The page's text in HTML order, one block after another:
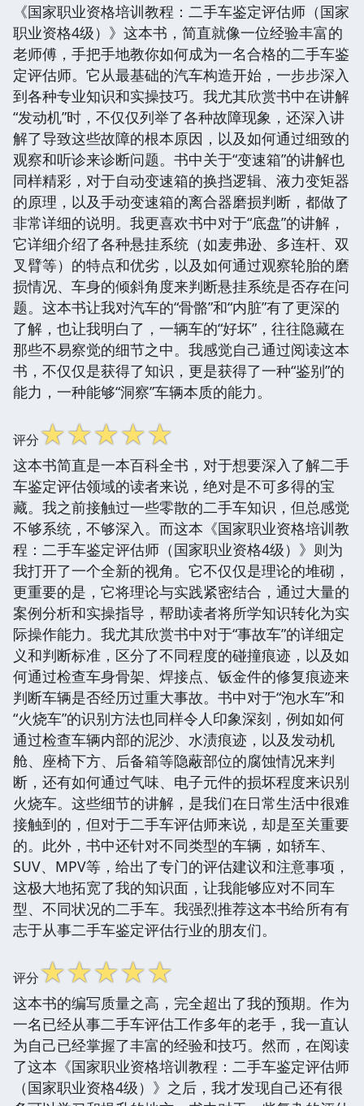
《国家职业资格培训教程：二手车鉴定评估师（国家
职业资格4级）》这本书，简直就像一位经验丰富的
老师傅，手把手地教你如何成为一名合格的二手车鉴
定评估师。它从最基础的汽车构造开始，一步步深入
到各种专业知识和实操技巧。我尤其欣赏书中在讲解
“发动机”时，不仅仅列举了各种故障现象，还深入讲
解了导致这些故障的根本原因，以及如何通过细致的
观察和听诊来诊断问题。书中关于“变速箱”的讲解也
同样精彩，对于自动变速箱的换挡逻辑、液力变矩器
的原理，以及手动变速箱的离合器磨损判断，都做了
非常详细的说明。我更喜欢书中对于“底盘”的讲解，
它详细介绍了各种悬挂系统（如麦弗逊、多连杆、双
叉臂等）的特点和优劣，以及如何通过观察轮胎的磨
损情况、车身的倾斜角度来判断悬挂系统是否存在问
题。这本书让我对汽车的“骨骼”和“内脏”有了更深的
了解，也让我明白了，一辆车的“好坏”，往往隐藏在
那些不易察觉的细节之中。我感觉自己通过阅读这本
书，不仅仅是获得了知识，更是获得了一种“鉴别”的
能力，一种能够“洞察”车辆本质的能力。
评分☆☆☆☆☆
这本书简直是一本百科全书，对于想要深入了解二手
车鉴定评估领域的读者来说，绝对是不可多得的宝
藏。我之前接触过一些零散的二手车知识，但总感觉
不够系统，不够深入。而这本《国家职业资格培训教
程：二手车鉴定评估师（国家职业资格4级）》则为
我打开了一个全新的视角。它不仅仅是理论的堆砌，
更重要的是，它将理论与实践紧密结合，通过大量的
案例分析和实操指导，帮助读者将所学知识转化为实
际操作能力。我尤其欣赏书中对于“事故车”的详细定
义和判断标准，区分了不同程度的碰撞痕迹，以及如
何通过检查车身骨架、焊接点、钣金件的修复痕迹来
判断车辆是否经历过重大事故。书中对于“泡水车”和
“火烧车”的识别方法也同样令人印象深刻，例如如何
通过检查车辆内部的泥沙、水渍痕迹，以及发动机
舱、座椅下方、后备箱等隐蔽部位的腐蚀情况来判
断，还有如何通过气味、电子元件的损坏程度来识别
火烧车。这些细节的讲解，是我们在日常生活中很难
接触到的，但对于二手车评估师来说，却是至关重要
的。此外，书中还针对不同类型的车辆，如轿车、
SUV、MPV等，给出了专门的评估建议和注意事项，
这极大地拓宽了我的知识面，让我能够应对不同车
型、不同状况的二手车。我强烈推荐这本书给所有有
志于从事二手车鉴定评估行业的朋友们。
评分☆☆☆☆☆
这本书的编写质量之高，完全超出了我的预期。作为
一名已经从事二手车评估工作多年的老手，我一直认
为自己已经掌握了丰富的经验和技巧。然而，在阅读
了这本《国家职业资格培训教程：二手车鉴定评估师
（国家职业资格4级）》之后，我才发现自己还有很